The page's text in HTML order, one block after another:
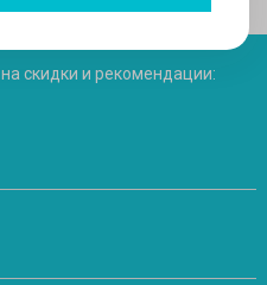
на скидки и рекомендации: